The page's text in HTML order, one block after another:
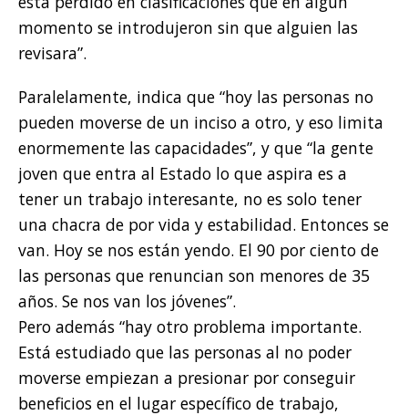
momento se introdujeron sin que alguien las
revisara”.
Paralelamente, indica que “hoy las personas no
pueden moverse de un inciso a otro, y eso limita
enormemente las capacidades”, y que “la gente
joven que entra al Estado lo que aspira es a
tener un trabajo interesante, no es solo tener
una chacra de por vida y estabilidad. Entonces se
van. Hoy se nos están yendo. El 90 por ciento de
las personas que renuncian son menores de 35
años. Se nos van los jóvenes”.
Pero además “hay otro problema importante.
Está estudiado que las personas al no poder
moverse empiezan a presionar por conseguir
beneficios en el lugar específico de trabajo,